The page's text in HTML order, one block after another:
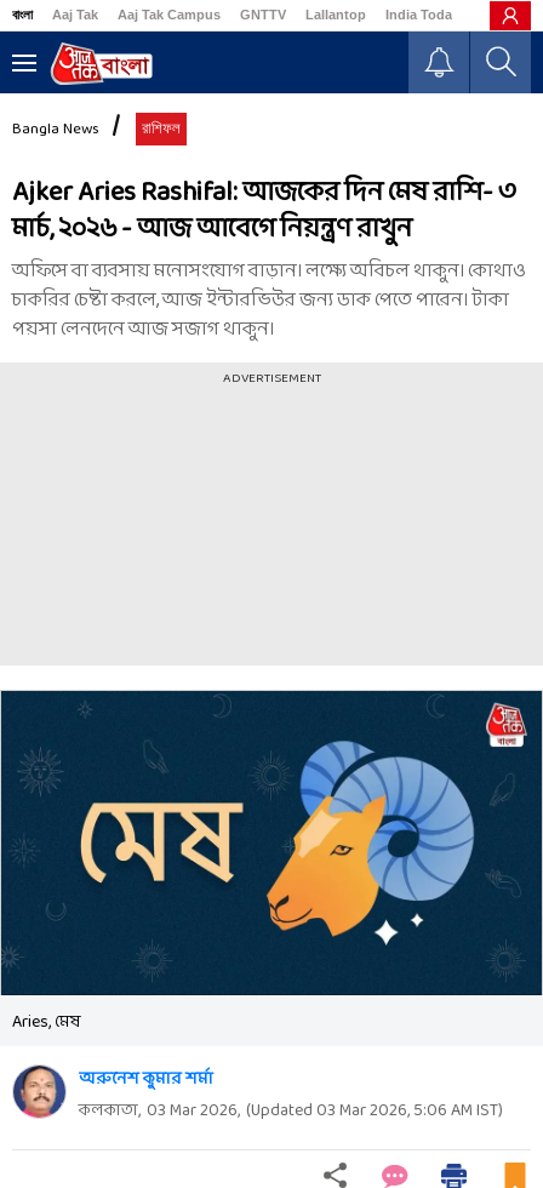
বাংলা Aaj Tak Aaj Tak Campus GNTTV Lallantop India Today Business
Bangla News রাশিফল
Ajker Aries Rashifal: আজকের দিন মেষ রাশি- ৩
মার্চ, ২০২৬ - আজ আবেগে নিয়ন্ত্রণ রাখুন
অফিসে বা ব্যবসায় মনোসংযোগ বাড়ান। লক্ষ্যে অবিচল থাকুন। কোথাও
চাকরির চেষ্টা করলে, আজ ইন্টারভিউর জন্য ডাক পেতে পারেন। টাকা
পয়সা লেনদেনে আজ সজাগ থাকুন।
ADVERTISEMENT
Aries, মেষ
অরুনেশ কুমার শর্মা
কলকাতা, 03 Mar 2026, (Updated 03 Mar 2026, 5:06 AMIST)